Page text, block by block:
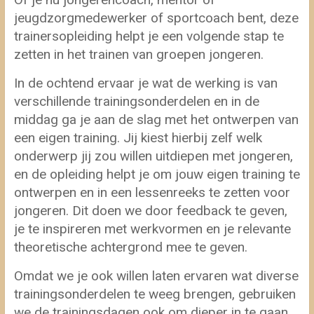
jeugdzorgmedewerker of sportcoach bent, deze
trainersopleiding helpt je een volgende stap te
zetten in het trainen van groepen jongeren.
In de ochtend ervaar je wat de werking is van
verschillende trainingsonderdelen en in de
middag ga je aan de slag met het ontwerpen van
een eigen training. Jij kiest hierbij zelf welk
onderwerp jij zou willen uitdiepen met jongeren,
en de opleiding helpt je om jouw eigen training te
ontwerpen en in een lessenreeks te zetten voor
jongeren. Dit doen we door feedback te geven,
je te inspireren met werkvormen en je relevante
theoretische achtergrond mee te geven.
Omdat we je ook willen laten ervaren wat diverse
trainingsonderdelen te weeg brengen, gebruiken